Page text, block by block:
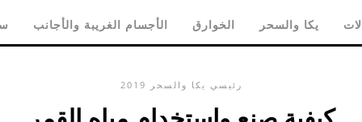
الأجسام الغريبة والأجانب الخوارق يكا والسحر
رئيسي يكا والسحر